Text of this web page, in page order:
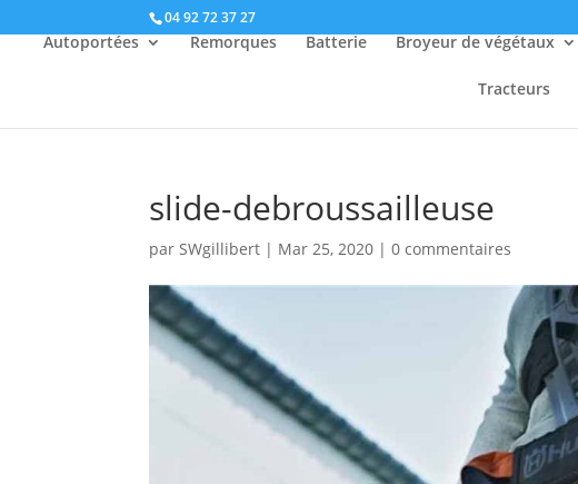
04 92 72 37 27
Autoportées Remorques Batterie Broyeur de végétaux
Tracteurs
slide-debroussailleuse
parSWgillibert | Mar 25, 2020 |0 commentaires